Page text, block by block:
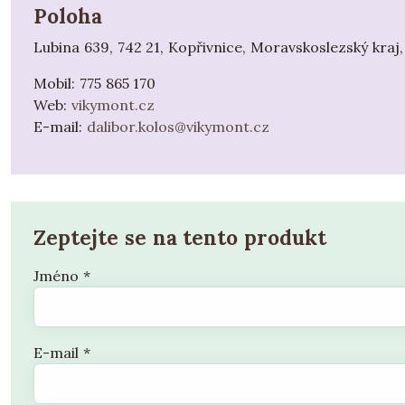
Poloha
Lubina 639, 742 21, Kopřivnice, Moravskoslezský
Mobil: 775 865 170
Web: vikymont.cz
E-mail: dalibor.kolos@vikymont.cz
Zeptejte se na tento produkt
Jméno *
E-mail *